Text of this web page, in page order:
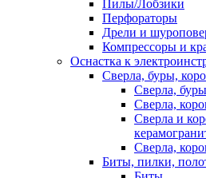
Пилы/Лобзики
Перфораторы
Дрели и
Компрессоры и
Оснастка к
Сверла, буры,
Сверла,
Сверла,
Сверла и
Сверла,
Биты, пилки,